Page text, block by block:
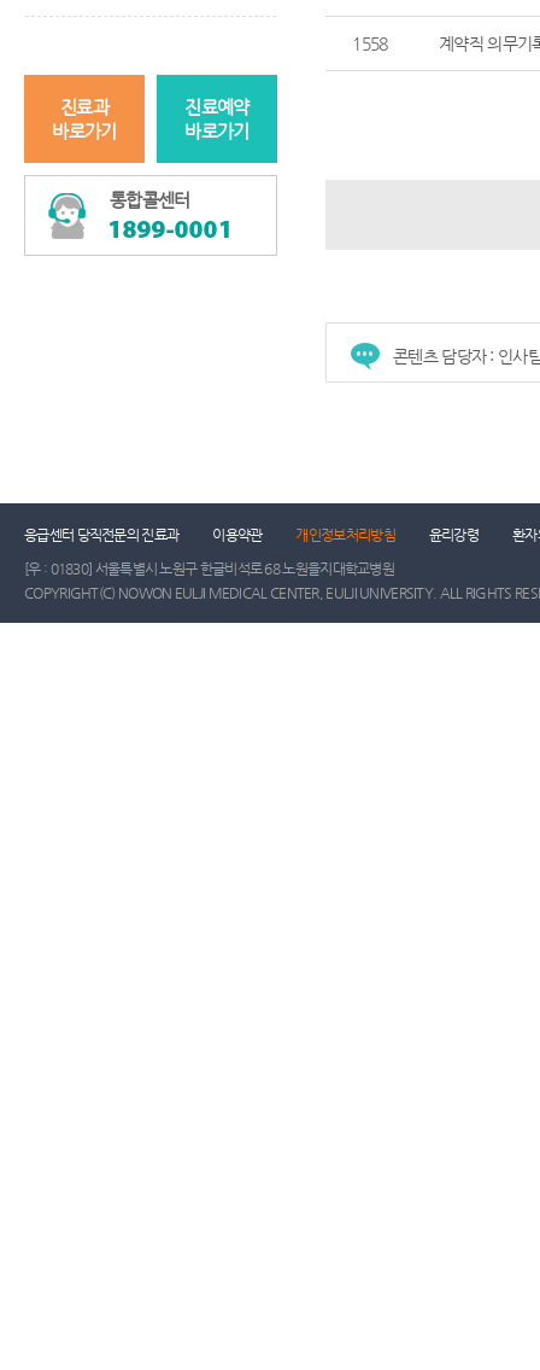
진료과
바로가기
진료예약
바로가기
통합콜센터
1558 계약직 의무기
콘텐츠 담당자 : 인사
응급센터 당직전문의 진료과 이용약관 개인정보처리방침 윤리강령
환자
[우 : 01830] 서울특별시 노원구 한글비석로 68 노원을지대학교병원
COPYRIGHT(C) NOWON EULJI MEDICAL CENTER, EULJI UNIVERSITY. ALL RIGHTS